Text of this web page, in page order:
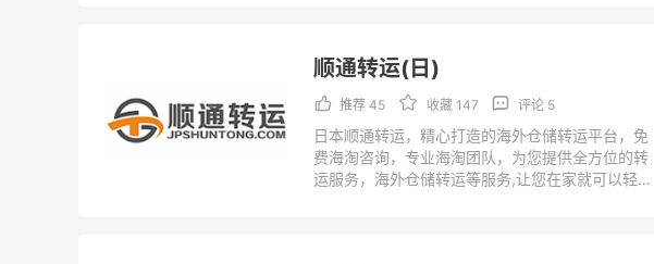
顺通转运(日)
推荐 45 收藏 147 评论 5
日本顺通转运，精心打造的海外仓储转运平台，免
费海淘咨询，专业海淘团队，为您提供全方位的转
运服务，海外仓储转运等服务,让您在家就可以轻松